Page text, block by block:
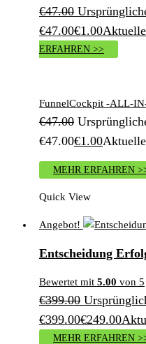
€47.00
€47.00€1.00
ERFAHREN >>
FunnelCockpit -ALL-
€47.00
€47.00€1.00
MEHR ERFAHREN
Quick View
Angebot!
Entscheidung
Bewertet mit 5.00 von 5
€399.00
€399.00€249.00
MEHR ERFAHREN